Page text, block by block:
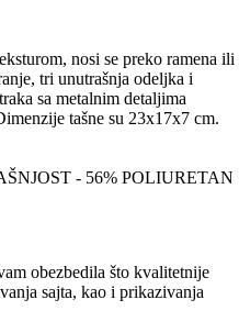
nosi se preko ramena ili
tri unutrašnja odeljka i
sa metalnim detaljima
tašne su 23x17x7 cm.
- 56% POLIURETAN
obezbedila što kvalitetnije
sajta, kao i prikazivanja